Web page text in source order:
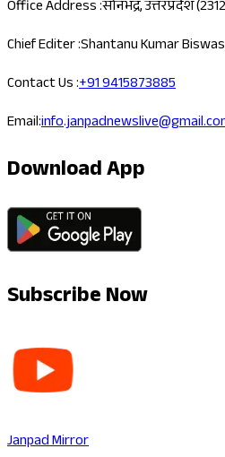
Office Address :सोनभद्र, उत्तरप्रदेश
Chief Editer :Shantanu Kumar Biswas
Contact Us :+91 9415873885
Email:
Download App
Subscribe Now
Janpad Mirror